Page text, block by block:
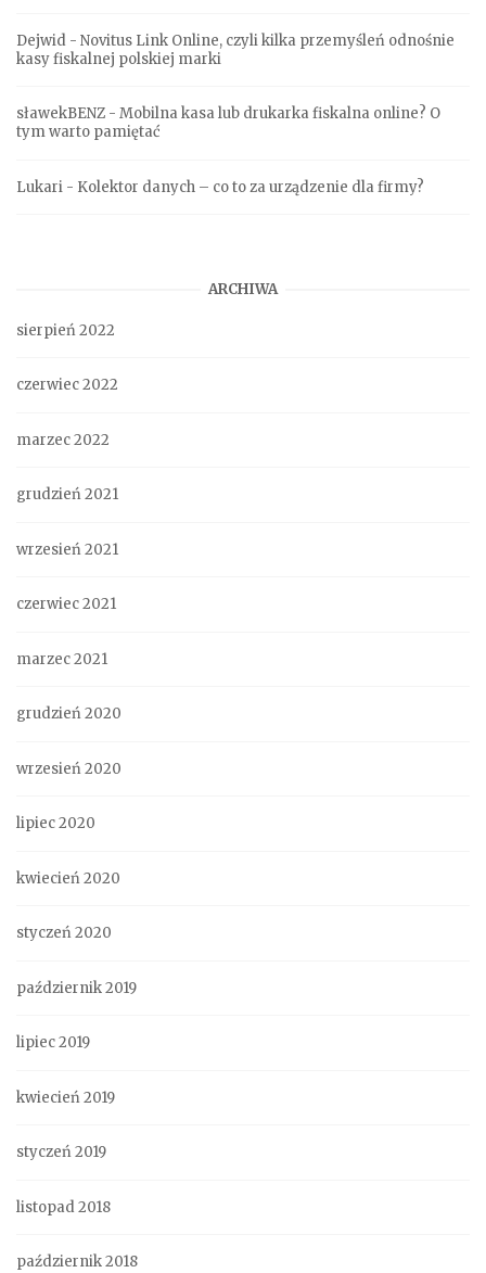
Dejwid - Novitus Link Online, czyli kilka przemyśleń odnośnie
kasy fiskalnej polskiej marki
sławekBENZ - Mobilna kasa lub drukarka fiskalna online? O
tym warto pamiętać
Lukari - Kolektor danych – co to za urządzenie dla firmy?
ARCHIWA
sierpień 2022
czerwiec 2022
marzec 2022
grudzień 2021
wrzesień 2021
czerwiec 2021
marzec 2021
grudzień 2020
wrzesień 2020
lipiec 2020
kwiecień 2020
styczeń 2020
październik 2019
lipiec 2019
kwiecień 2019
styczeń 2019
listopad 2018
październik 2018